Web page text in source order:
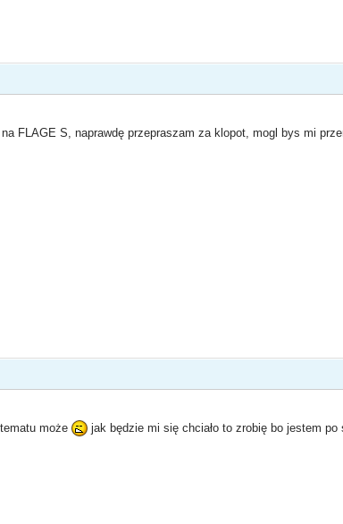
FLAGE S, naprawdę przepraszam za klopot, mogl bys mi
może jak będzie mi się chciało to zrobię bo jestem